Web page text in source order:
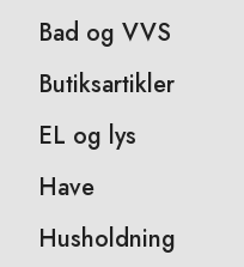
Bad og VVS
Butiksartikler
EL og lys
Have
Husholdning